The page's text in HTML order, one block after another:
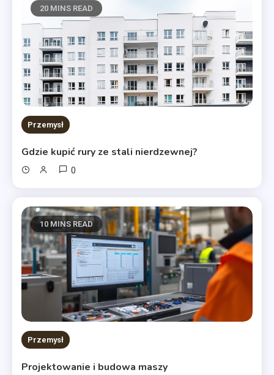
20 MINS READ
Przemysł
Gdzie kupić rury ze stali nierdzewnej?
0
10 MINS READ
Przemysł
Projektowanie i budowa maszy